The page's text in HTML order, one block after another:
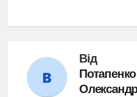
Від
Потапенко